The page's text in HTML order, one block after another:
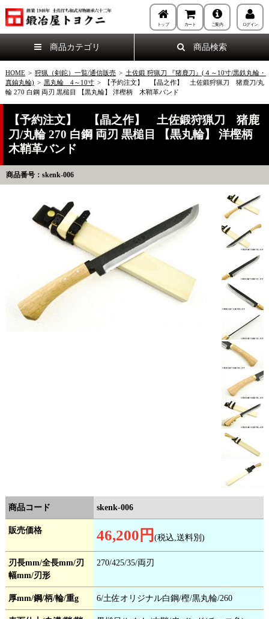
トップ カート ご案内 ログイン
商品カテゴリ 商品検索
HOME > 狩猟（剣鉈）一覧/通信販売 > 土佐鍛 狩猟刀 『猪鹿刀』(４～10寸/黒鉄丸輪・
真鍮丸輪) > 黒丸輪 4～10寸 >
【予約注文】 【晶之作】 土佐鍛狩猟刀 猪鹿刀/丸
輪 270 白鋼 両刃 黒槌目 【黒丸輪】 洋樫柄 木鞘革バンド
【予約注文】 【晶之作】 土佐鍛狩猟刀 猪鹿
刀/丸輪 270 白鋼 両刃 黒槌目 【黒丸輪】 洋樫柄
木鞘革バンド
商品番号：skenk-006
商品コード skenk-006
販売価格 46,200円 (税込,送料別)
刃長mm/全長mm/刃
幅mm/刃形
270/425/35/両刃
厚mm/鋼/柄/輪/重g 6/土佐オリジナル白鋼/樫/黒丸輪/260